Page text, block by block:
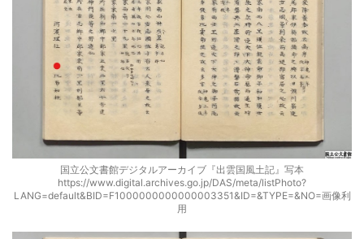
国立公文書館デジタルアーカイブ『出雲国風土記』写本
https://www.digital.archives.go.jp/DAS/meta/listPhoto?
LANG=default&BID=F1000000000000003351&ID=&TYPE=&NO=画像利
用